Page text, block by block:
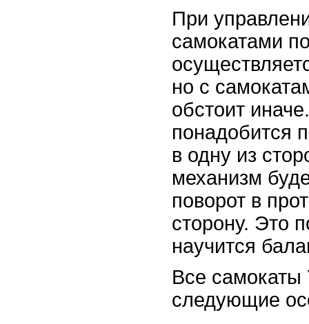
При
самокатами
но с
обстоит
понадобится
в одну из
механизм
поворот в
сторону. Это
научится
Все самокаты
следующие